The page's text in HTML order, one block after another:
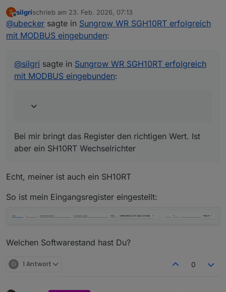
Frage zum Register 5071 -> Isolationswiderstand
S
Offline
silgrischrieb am 23. Feb. 2026, 07:13
zuletzt editiert von
@ubecker sagte in Sungrow WR SGH10RT erfolgreich
mit MODBUS eingebunden:
@silgri sagte in Sungrow WR SGH10RT erfolgreich
mit MODBUS eingebunden:
Bei mir bringt das Register den richtigen Wert. Ist
aber ein SH10RT Wechselrichter
Echt, meiner ist auch ein SH10RT
So ist mein Eingangsregister eingestellt:
Welchen Softwarestand hast Du?
G 1 Antwort 0